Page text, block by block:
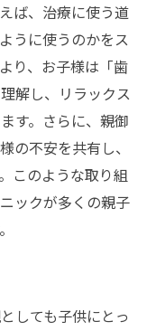
ば、治療に使う道
うに使うのかをス
り、お子様は「歯
解し、リラックス
す。さらに、親御
の不安を共有し、
このような取り組
ックが多くの親子
しても子供にとっ